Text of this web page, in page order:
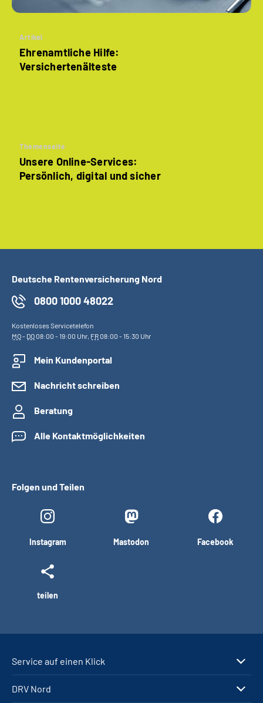
Artikel
Ehrenamtliche Hilfe:
Versichertenälteste
Themenseite
Unsere Online-Services:
Persönlich, digital und sicher
Deutsche Rentenversicherung Nord
0800 1000 48022
Kostenloses Servicetelefon
MO- DO08:00 - 19:00 Uhr, FR08:00 - 15:30 Uhr
Mein Kundenportal
Nachricht schreiben
Beratung
Alle Kontaktmöglichkeiten
Folgen und Teilen
Instagram Mastodon Facebook
teilen
Service auf einen Klick
DRV Nord